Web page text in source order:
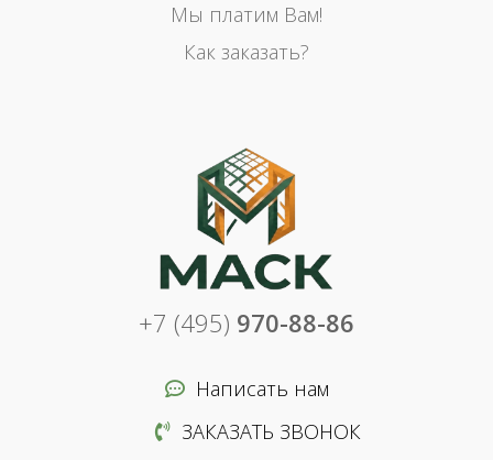
Мы платим Вам!
Как заказать?
+7 (495) 970-88-86
Написать нам
ЗАКАЗАТЬ ЗВОНОК